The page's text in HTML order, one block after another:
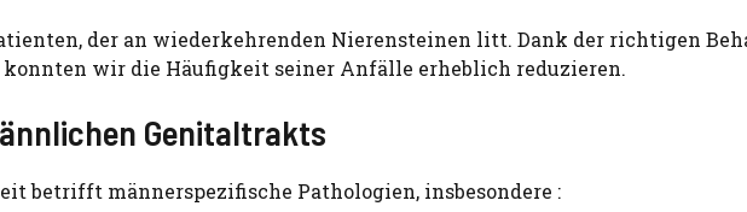
der an wiederkehrenden Nierensteinen litt. Dank der richtigen
konnten wir die Häufigkeit seiner Anfälle erheblich reduzieren.
Genitaltrakts
betrifft männerspezifische Pathologien, insbesondere :